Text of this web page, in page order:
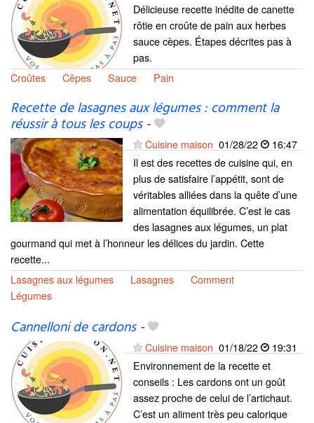
Délicieuse recette inédite de canette
rôtie en croûte de pain aux herbes
sauce cèpes. Étapes décrites pas à
pas.
Croûtes
Cêpes Sauce Pain
Recette de lasagnes aux légumes : comment la
réussir à tous les coups-
Cuisine maison 01/28/22
16:47
Il est des recettes de cuisine qui, en
plus de satisfaire l’appétit, sont de
véritables alliées dans la quête d’une
alimentation équilibrée. C’est le cas
des lasagnes aux légumes, un plat
gourmand qui met à l’honneur les délices du jardin. Cette
recette...
Lasagnes aux légumes
Lasagnes
Comment
Légumes
Cannelloni de cardons-
Cuisine maison 01/18/22
19:31
Environnement de la recette et
conseils : Les cardons ont un goût
assez proche de celui de l’artichaut.
C’est un aliment très peu calorique